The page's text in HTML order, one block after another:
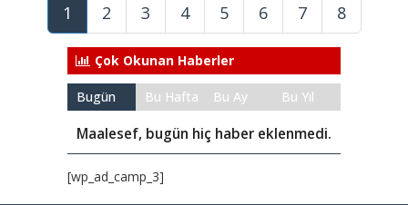
1 2 3 4 5 6 7 8
Çok Okunan Haberler
Bugün Bu Hafta Bu Ay Bu Yıl
Maalesef, bugün hiç haber eklenmedi.
[wp_ad_camp_3]